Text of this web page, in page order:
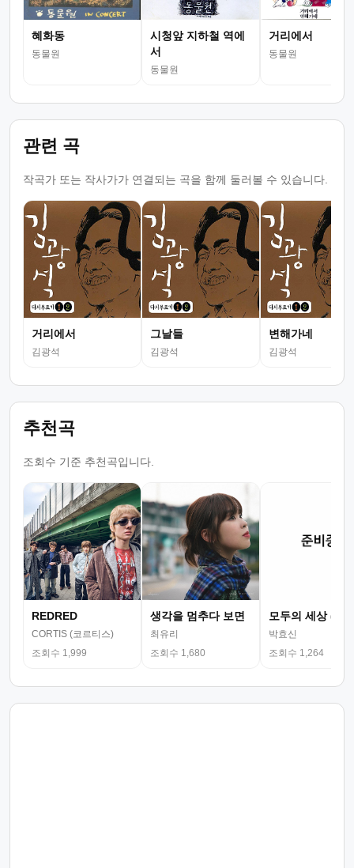
혜화동
동물원
시청앞 지하철 역에
서
동물원
거리에서
동물원
관련 곡
작곡가 또는 작사가가 연결되는 곡을 함께 둘러볼 수 있습니다.
거리에서
김광석
그날들
김광석
변해가네
김광석
추천곡
조회수 기준 추천곡입니다.
REDRED
CORTIS (코르티스)
조회수 1,999
생각을 멈추다 보면
최유리
조회수 1,680
모두의 세상 (뮤
박효신
조회수 1,264